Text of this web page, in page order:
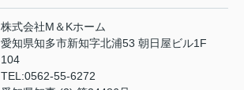
株式会社M＆Kホーム
愛知県知多市新知字北浦53 朝日屋ビル1F
104
TEL:0562-55-6272